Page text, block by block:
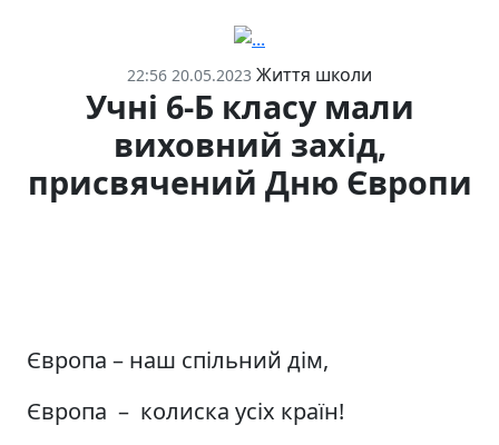
22:56 20.05.2023 Життя школи
Учні 6-Б класу мали
виховний захід,
присвячений Дню Європи
Європа – наш спільний дім,
Європа – колиска усіх країн!